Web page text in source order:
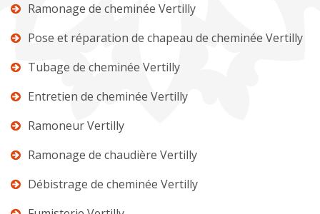
Ramonage de cheminée Vertilly
Pose et réparation de chapeau de cheminée Vertilly
Tubage de cheminée Vertilly
Entretien de cheminée Vertilly
Ramoneur Vertilly
Ramonage de chaudière Vertilly
Débistrage de cheminée Vertilly